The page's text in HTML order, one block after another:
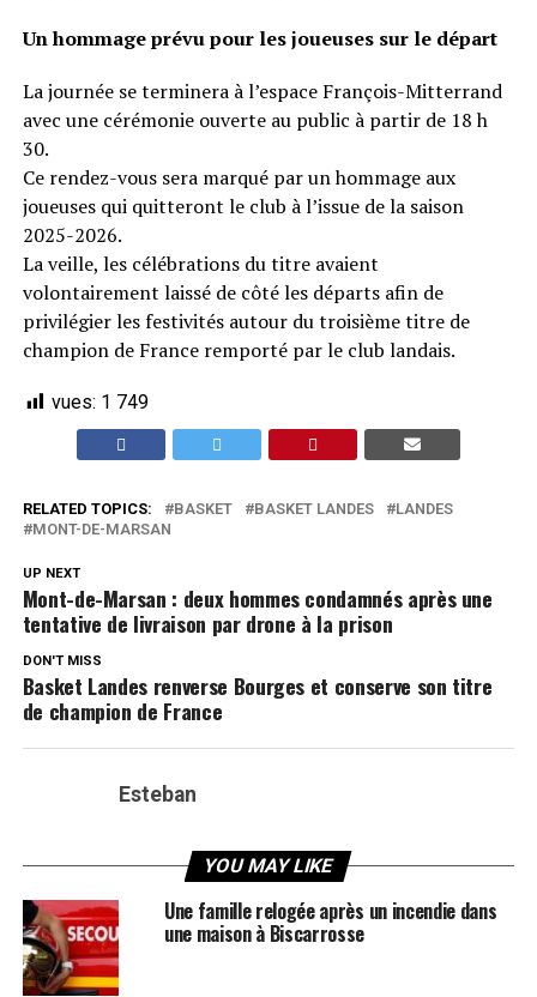
Un hommage prévu pour les joueuses sur le départ
La journée se terminera à l’espace François-Mitterrand
avec une cérémonie ouverte au public à partir de 18 h
30.
Ce rendez-vous sera marqué par un hommage aux
joueuses qui quitteront le club à l’issue de la saison
2025-2026.
La veille, les célébrations du titre avaient
volontairement laissé de côté les départs afin de
privilégier les festivités autour du troisième titre de
champion de France remporté par le club landais.
vues: 1 749
RELATED TOPICS: BASKET BASKET LANDES
LANDES
MONT-DE-MARSAN
UP NEXT
Mont-de-Marsan : deux hommes condamnés après une
tentative de livraison par drone à la prison
DON'T MISS
Basket Landes renverse Bourges et conserve son titre
de champion de France
Esteban
YOU MAY LIKE
Une famille relogée après un incendie dans
une maison à Biscarrosse